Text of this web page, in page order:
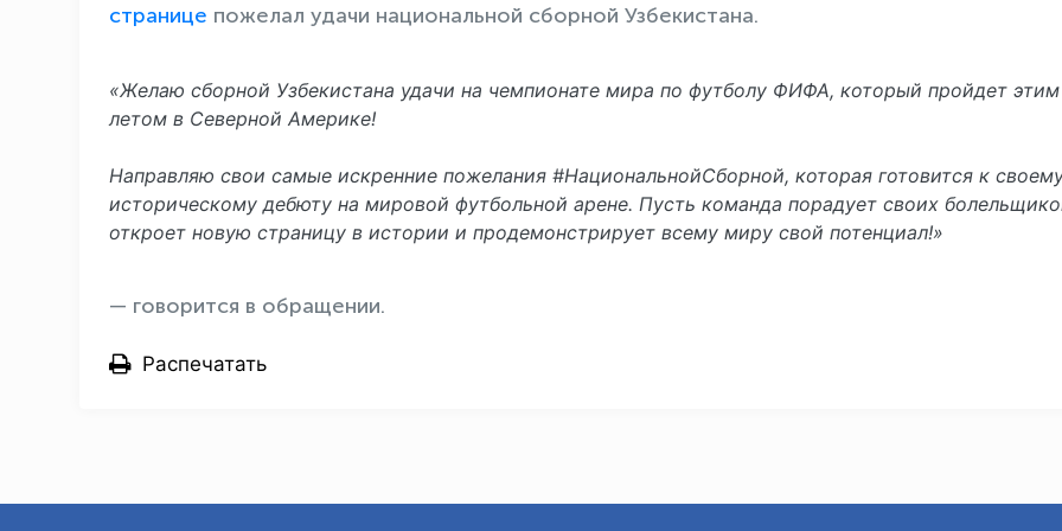
странице пожелал удачи национальной сборной Узбекистана.
​«Желаю сборной Узбекистана удачи на чемпионате мира по футболу ФИФА, который пройдет этим
летом в Северной Америке!
​Направляю свои самые искренние пожелания #НациональнойСборной, которая готовится к
историческому дебюту на мировой футбольной арене. Пусть команда порадует своих
откроет новую страницу в истории и продемонстрирует всему миру свой потенциал!»
— говорится в обращении.
Распечатать